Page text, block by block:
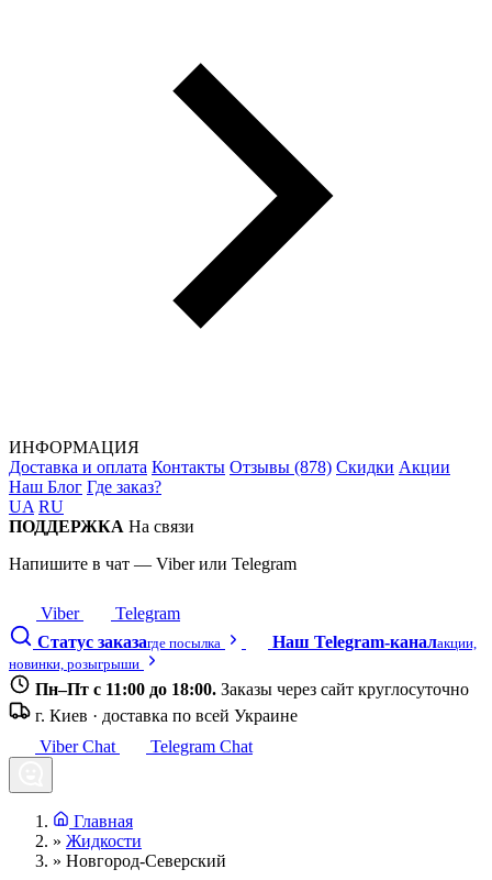
ИНФОРМАЦИЯ
Доставка и оплата Контакты Отзывы (878) Скидки Акции
Наш Блог Где заказ?
UA RU
ПОДДЕРЖКА На связи
Напишите в чат — Viber или Telegram
Viber
Telegram
Статус заказагде посылка Наш Telegram-каналакции,
новинки, розыгрыши
Пн–Пт с 11:00 до 18:00. Заказы через сайт круглосуточно
г. Киев · доставка по всей Украине
Viber Chat
Telegram Chat
Главная
» Жидкости
» Новгород-Северский